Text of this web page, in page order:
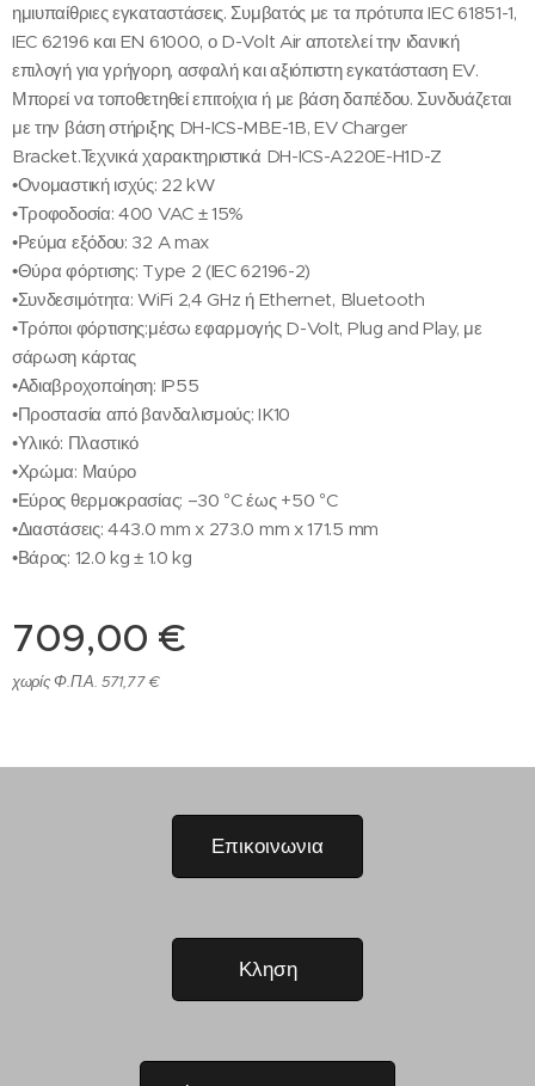
ημιυπαίθριες εγκαταστάσεις. Συμβατός με τα πρότυπα IEC 61851-1,
IEC 62196 και EN 61000, ο D-Volt Air αποτελεί την ιδανική
επιλογή για γρήγορη, ασφαλή και αξιόπιστη εγκατάσταση EV.
Μπορεί να τοποθετηθεί επιτοίχια ή με βάση δαπέδου. Συνδυάζεται
με την βάση στήριξης DH-ICS-MBE-1B, EV Charger
Bracket.Τεχνικά χαρακτηριστικά DH-ICS-A220E-H1D-Z
•Ονομαστική ισχύς: 22 kW
•Τροφοδοσία: 400 VAC ± 15%
•Ρεύμα εξόδου: 32 A max
•Θύρα φόρτισης: Type 2 (IEC 62196-2)
•Συνδεσιμότητα: WiFi 2,4 GHz ή Ethernet, Bluetooth
•Τρόποι φόρτισης:μέσω εφαρμογής D-Volt, Plug and Play, με
σάρωση κάρτας
•Αδιαβροχοποίηση: IP55
•Προστασία από βανδαλισμούς: IK10
•Υλικό: Πλαστικό
•Χρώμα: Μαύρο
•Εύρος θερμοκρασίας: –30 °C έως +50 °C
•Διαστάσεις: 443.0 mm x 273.0 mm x 171.5 mm
•Βάρος: 12.0 kg ± 1.0 kg
709,00 €
χωρίς Φ.Π.Α. 571,77 €
Επικοινωνια
Κληση